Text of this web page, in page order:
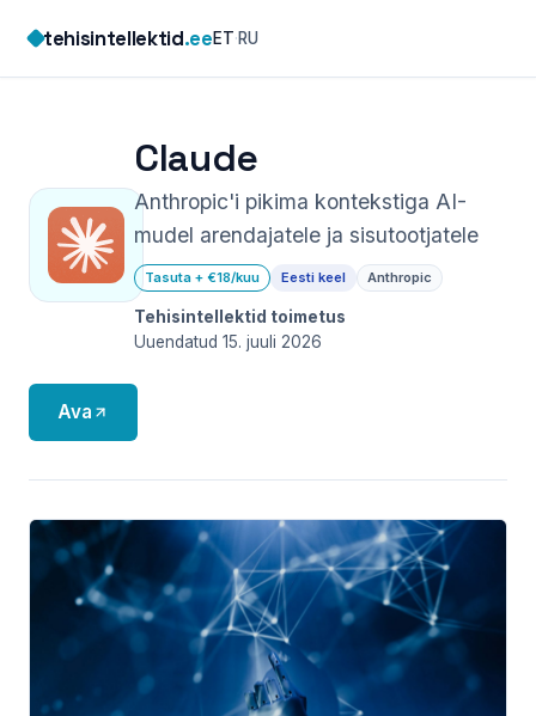
content
tehisintellektid.eeET·RU
Claude
Anthropic'i pikima kontekstiga AI-
mudel arendajatele ja sisutootjatele
Tasuta + €18/kuu Eesti keel Anthropic
Tehisintellektid toimetus
Uuendatud 15. juuli 2026
Ava